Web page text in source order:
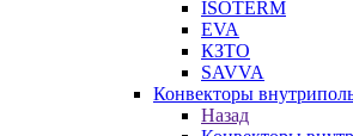
ISOTERM
EVA
КЗТО
SAVVA
Конвекторы
Назад